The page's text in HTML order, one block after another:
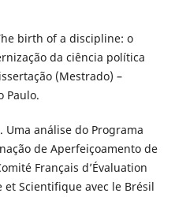
birth of a discipline: o
da ciência política
(Mestrado) –
Paulo.
Uma análise do Programa
de Aperfeiçoamento de
Français d’Évaluation
Scientifique avec le Brésil